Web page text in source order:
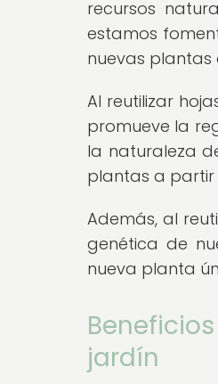
recursos
estamos
nuevas plantas
Al reutilizar
promueve la
la naturaleza
plantas a partir
Además, al
genética de
nueva planta
jardín